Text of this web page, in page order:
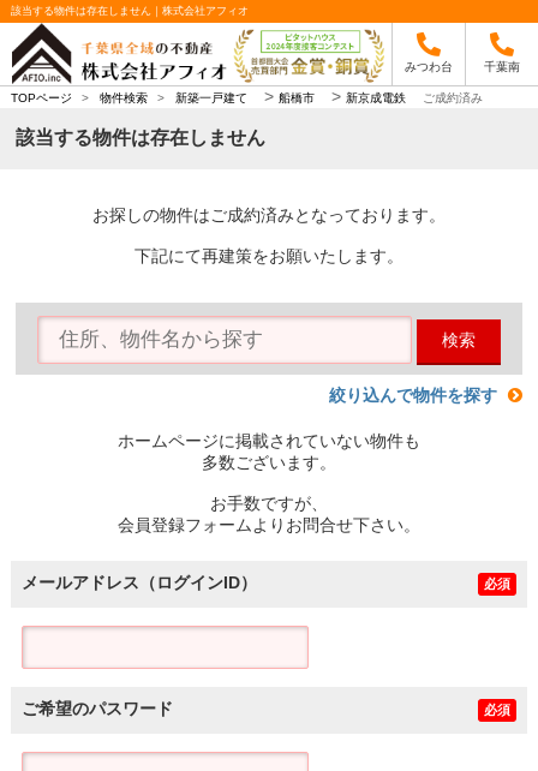
該当する物件は存在しません｜株式会社アフィオ
みつわ台 千葉南
TOPページ > 物件検索 > 新築一戸建て > 船橋市 > 新京成電鉄 ご成約済み
該当する物件は存在しません
お探しの物件はご成約済みとなっております。
下記にて再建策をお願いたします。
検索
絞り込んで物件を探す
ホームページに掲載されていない物件も
多数ございます。
お手数ですが、
会員登録フォームよりお問合せ下さい。
メールアドレス（ログインID） 必須
ご希望のパスワード 必須